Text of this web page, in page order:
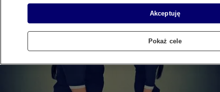
Akceptuję
Pokaż cele